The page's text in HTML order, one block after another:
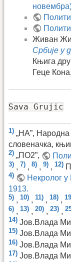
Живан
Србије у
Књига
Геце
Sava Grujic
1) „НА”, Народна
словеначка,
2) „ПО2”,
3) , 7) , 8) , 9) , 12)
4)
Некролог
1913.
5) , 10) , 11) , 18) ,
6) , 13) , 20) , 23) ,
14) Јов.Влада
15) Јов.Влада
16) Јов.Влада
17) Јов.Влада